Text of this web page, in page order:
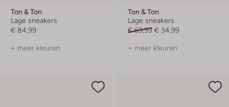
Ton & Ton
Lage sneakers
€ 84,99
+ meer kleuren
Ton & Ton
Lage sneakers
€ 69,99 € 34,99
+ meer kleuren